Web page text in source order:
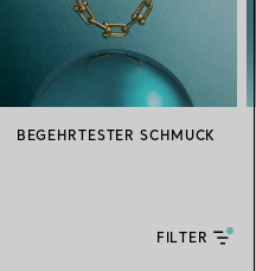
BEGEHRTESTER SCHMUCK
FILTER